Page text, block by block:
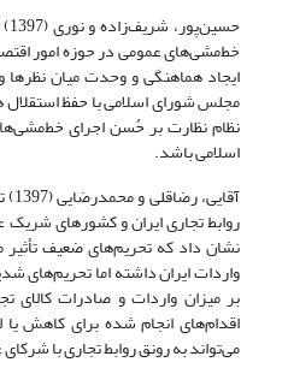
خط‌مشی‌های عمومی در حوزه امور
ایجاد هماهنگی و وحدت میان
مجلس شورای اسلامی با حفظ
نظام نظارت بر حُسن اجرای
اسلامی باشد.
روابط تجاری ایران و کشورهای
نشان داد که تحریم‌های ضعیف
واردات ایران داشته اما تحریم‌های
بر میزان واردات و صادرات کالای
اقدام‌های انجام شده برای کاهش
می‌تواند به رونق روابط تجاری با